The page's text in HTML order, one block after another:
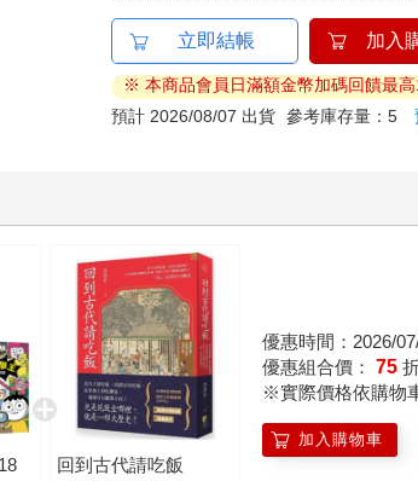
立即結帳 加入
※ 本商品會員日滿額金幣加碼回饋最
預計 2026/08/07 出貨 參考庫存量：5
回到古代請吃飯
優惠時間：2026/
優惠組合價： 75
※實際價格依購物
加入購物車